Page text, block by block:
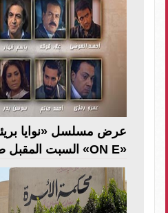
عرض مسلسل «نوايا
«ON E» السبت المقبل صوت الأمة